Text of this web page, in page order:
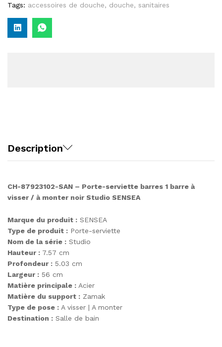
Tags: accessoires de douche, douche, sanitaires
Description
CH-87923102-SAN – Porte-serviette barres 1 barre à
visser / à monter noir Studio SENSEA
Marque du produit : SENSEA
Type de produit : Porte-serviette
Nom de la série : Studio
Hauteur : 7.57 cm
Profondeur : 5.03 cm
Largeur : 56 cm
Matière principale : Acier
Matière du support : Zamak
Type de pose : A visser | A monter
Destination : Salle de bain